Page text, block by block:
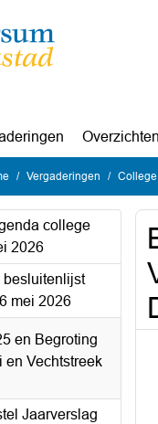
Overzichten
Vergaderingen
college
2026
besluitenlijst
mei 2026
en Begroting
en Vechtstreek
Jaarverslag